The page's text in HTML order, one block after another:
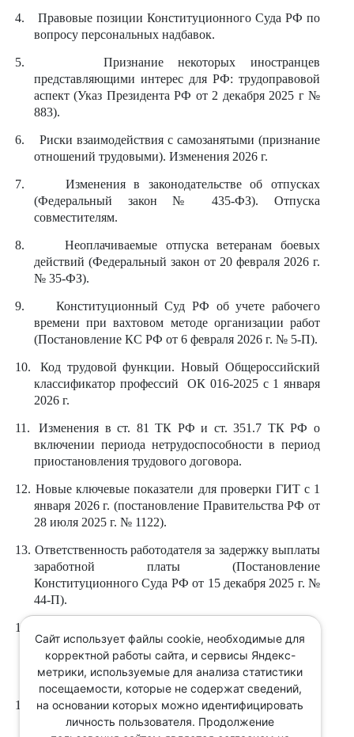
4.
Правовые позиции Конституционного Суда РФ по
вопросу персональных надбавок.
5.
Признание некоторых иностранцев
представляющими интерес для РФ: трудоправовой
аспект (Указ Президента РФ от 2 декабря 2025 г №
883).
6.
Риски взаимодействия с самозанятыми (признание
отношений трудовыми). Изменения 2026 г.
7.
Изменения в законодательстве об отпусках
(Федеральный закон № 435-ФЗ). Отпуска
совместителям.
8.
Неоплачиваемые отпуска ветеранам боевых
действий (Федеральный закон от 20 февраля 2026 г.
№ 35-ФЗ).
9.
Конституционный Суд РФ об учете рабочего
времени при вахтовом методе организации работ
(Постановление КС РФ от 6 февраля 2026 г. № 5-П).
10.
Код трудовой функции. Новый Общероссийский
классификатор профессий
ОК 016-2025 с 1 января
2026 г.
11.
Изменения в ст. 81 ТК РФ и ст. 351.7 ТК РФ о
включении периода нетрудоспособности в период
приостановления трудового договора.
12. Новые ключевые показатели для проверки ГИТ с 1
января 2026 г. (постановление Правительства РФ от
28 июля 2025 г. № 1122).
13. Ответственность работодателя за задержку выплаты
заработной платы (Постановление
Конституционного Суда РФ от 15 декабря 2025 г. №
44-П).
14.
Соблюдение баланса интересов при прекращении
трудового договора по соглашению сторон:
правовые позиции Конституционного Суда РФ и
Верховного Суда РФ.
15. Сроки при прекращении трудового договора.
Количество мест ограничено!
Сайт использует файлы cookie, необходимые для
корректной работы сайта, и сервисы Яндекс-
метрики, используемые для анализа статистики
посещаемости, которые не содержат сведений,
на основании которых можно идентифицировать
личность пользователя. Продолжение